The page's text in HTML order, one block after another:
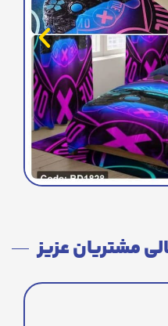
مشتریان عزیز